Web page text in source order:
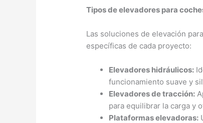
Tipos de elevadores para
Las soluciones de elevación
específicas de cada proyecto:
Elevadores hidráulicos:
funcionamiento suave y
Elevadores de tracción:
para equilibrar la carga y
Plataformas elevadoras: